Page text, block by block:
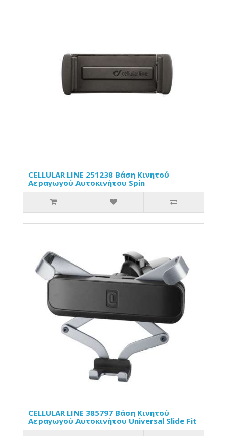
CELLULAR LINE 251238 Βάση Κινητού
Αεραγωγού Αυτοκινήτου Spin
CELLULAR LINE 385797 Βάση Κινητού
Αεραγωγού Αυτοκινήτου Universal Slide Fit